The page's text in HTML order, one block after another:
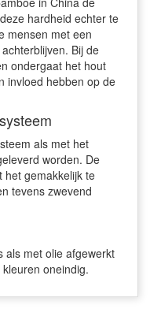
hardheid echter te
mensen met een
Bij de
ondergaat het hout
invloed hebben op de
als met het
worden. De
het gemakkelijk te
tevens zwevend
als met olie afgewerkt
oneindig.